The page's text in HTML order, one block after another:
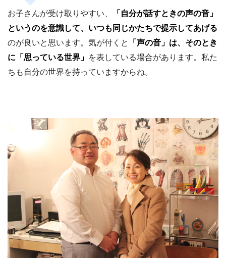
お子さんが受け取りやすい、
「自分が話すときの声の音」
というのを意識して、いつも同じかたちで提示してあげる
のが良いと思います。気が付くと
「声の音」は、そのとき
に「思っている世界」 を表している場合があります。私た
ちも自分の世界を持っていますからね。